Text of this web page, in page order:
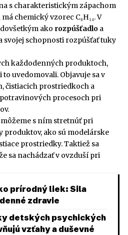
s charakteristickým zápachom
chemický vzorec C₆H₁₄. V
ako rozpúšťadlo a
svojej schopnosti rozpúšťať tuky
každodenných produktoch,
to uvedomovali. Objavuje sa v
čistiacich prostriedkoch a
procesoch pri
s ním stretnúť pri
ako sú modelárske
prostriedky. Taktiež sa
sa nachádzať v ovzduší pri
prírodný liek: Sila
zdravie
detských psychických
vzťahy a duševné